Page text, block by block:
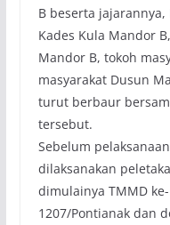
B beserta jajarannya,
Kades Kula Mandor
Mandor B, tokoh
masyarakat Dusun
turut berbaur
tersebut.
Sebelum
dilaksanakan
dimulainya TMMD
1207/Pontianak dan